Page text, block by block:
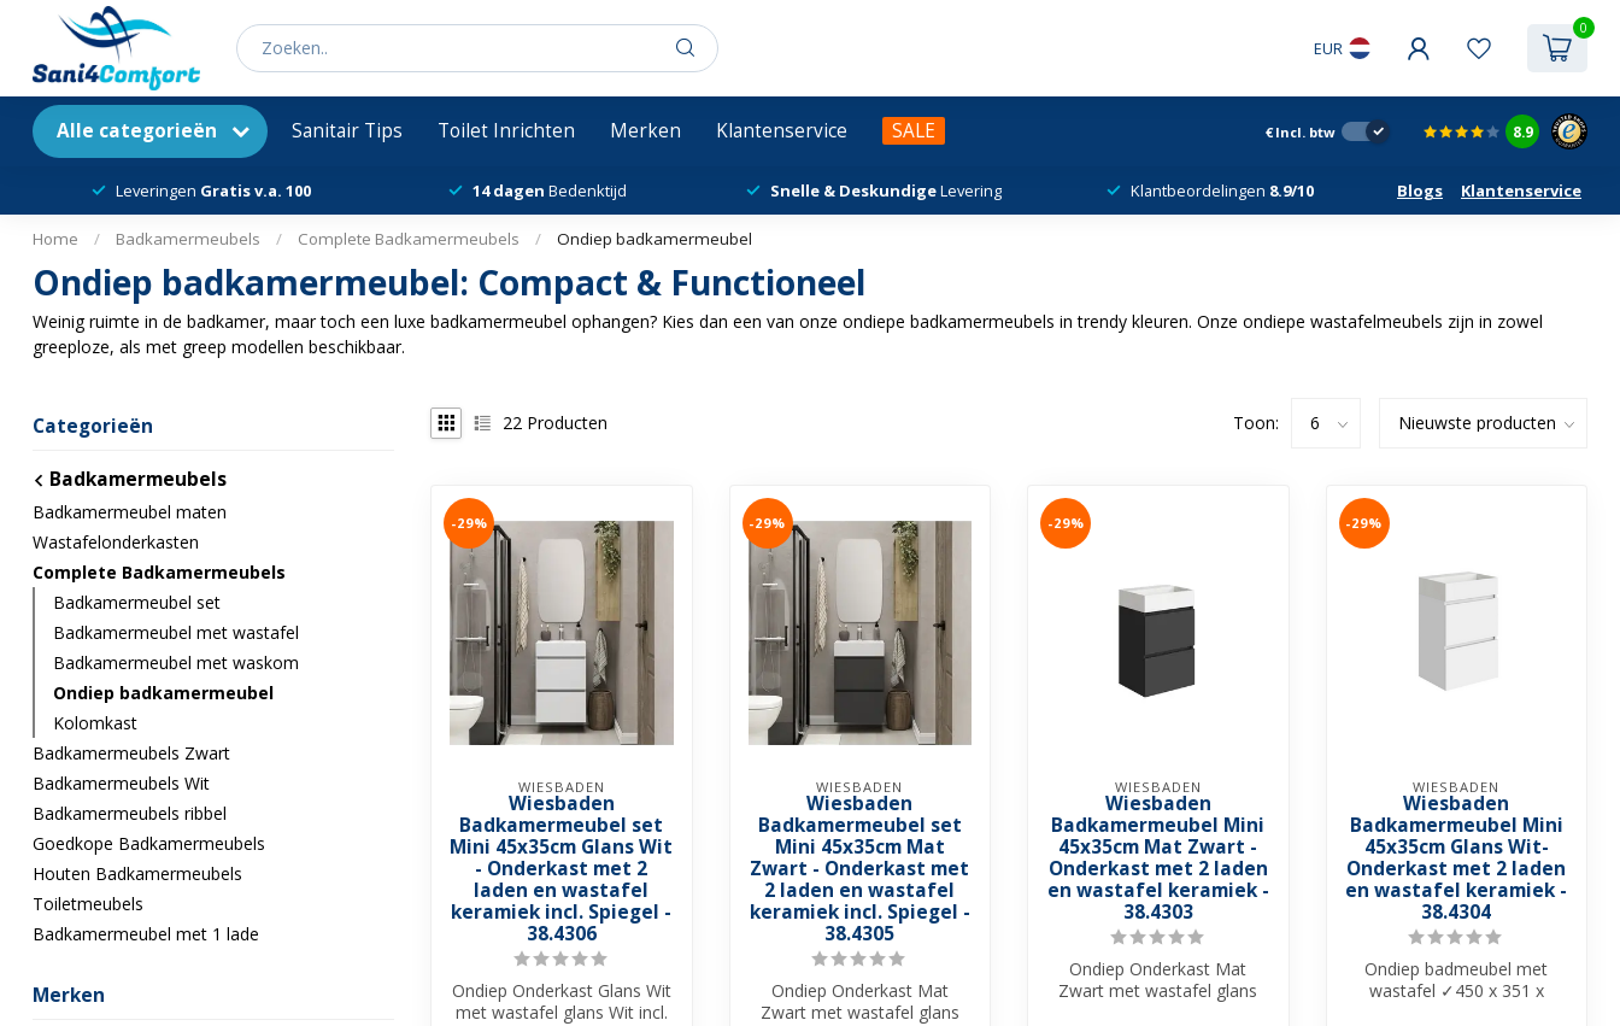
EUR
0
Alle categorieën Sanitair Tips Toilet Inrichten Merken Klantenservice SALE € Incl. btw 8.9
Leveringen Gratis v.a. 100 14 dagen Bedenktijd Snelle & DeskundigeLevering Klantbeordelingen 8.9/10 Blogs Klantenservice
Home / Badkamermeubels / Complete Badkamermeubels / Ondiep badkamermeubel
Ondiep badkamermeubel: Compact & Functioneel
Weinig ruimte in de badkamer, maar toch een luxe badkamermeubel ophangen? Kies dan een van onze ondiepe badkamermeubels in trendy kleuren. Onze ondiepe wastafelmeubels zijn in zowel
greeploze, als met greep modellen beschikbaar.
Categorieën
Badkamermeubels
Badkamermeubel maten
Wastafelonderkasten
Complete Badkamermeubels
Badkamermeubel set
Badkamermeubel met wastafel
Badkamermeubel met waskom
Ondiep badkamermeubel
Kolomkast
Badkamermeubels Zwart
Badkamermeubels Wit
Badkamermeubels ribbel
Goedkope Badkamermeubels
Houten Badkamermeubels
Toiletmeubels
Badkamermeubel met 1 lade
Merken
22 Producten Toon:
-29%
WIESBADEN
Wiesbaden
Badkamermeubel set
Mini 45x35cm Glans Wit
- Onderkast met 2
laden en wastafel
keramiek incl. Spiegel -
38.4306
Ondiep Onderkast Glans Wit
met wastafel glans Wit incl.
-29%
WIESBADEN
Wiesbaden
Badkamermeubel set
Mini 45x35cm Mat
Zwart - Onderkast met
2 laden en wastafel
keramiek incl. Spiegel -
38.4305
Ondiep Onderkast Mat
Zwart met wastafel glans
-29%
WIESBADEN
Wiesbaden
Badkamermeubel Mini
45x35cm Mat Zwart -
Onderkast met 2 laden
en wastafel keramiek -
38.4303
Ondiep Onderkast Mat
Zwart met wastafel glans
-29%
WIESBADEN
Wiesbaden
Badkamermeubel Mini
45x35cm Glans Wit-
Onderkast met 2 laden
en wastafel keramiek -
38.4304
Ondiep badmeubel met
wastafel ✓450 x 351 x